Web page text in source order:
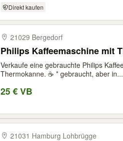
Direkt kaufen
21029 Bergedorf
Philips Kaffeemaschine mit
Verkaufe eine gebrauchte Philips
Thermokanne. ☕️ * gebraucht, aber in...
25 € VB
21031 Hamburg Lohbrügge